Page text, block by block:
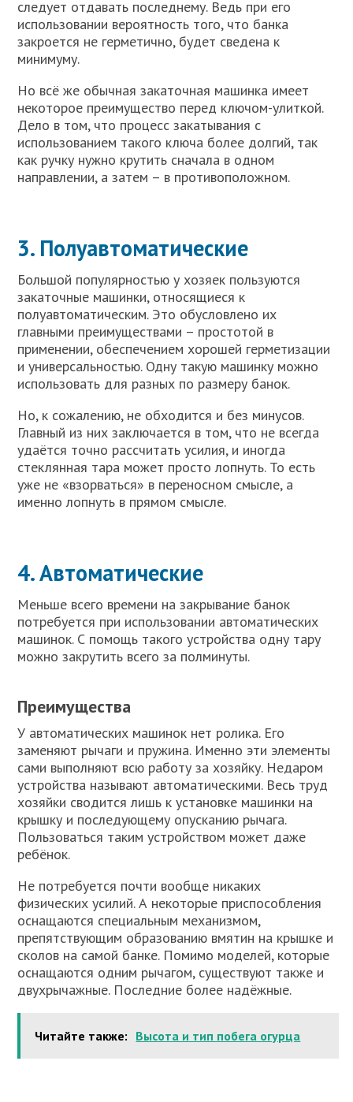
следует отдавать последнему. Ведь при его
использовании вероятность того, что банка
закроется не герметично, будет сведена к
минимуму.
Но всё же обычная закаточная машинка имеет
некоторое преимущество перед ключом-улиткой.
Дело в том, что процесс закатывания с
использованием такого ключа более долгий, так
как ручку нужно крутить сначала в одном
направлении, а затем – в противоположном.
3. Полуавтоматические
Большой популярностью у хозяек пользуются
закаточные машинки, относящиеся к
полуавтоматическим. Это обусловлено их
главными преимуществами – простотой в
применении, обеспечением хорошей герметизации
и универсальностью. Одну такую машинку можно
использовать для разных по размеру банок.
Но, к сожалению, не обходится и без минусов.
Главный из них заключается в том, что не всегда
удаётся точно рассчитать усилия, и иногда
стеклянная тара может просто лопнуть. То есть
уже не «взорваться» в переносном смысле, а
именно лопнуть в прямом смысле.
4. Автоматические
Меньше всего времени на закрывание банок
потребуется при использовании автоматических
машинок. С помощь такого устройства одну тару
можно закрутить всего за полминуты.
Преимущества
У автоматических машинок нет ролика. Его
заменяют рычаги и пружина. Именно эти элементы
сами выполняют всю работу за хозяйку. Недаром
устройства называют автоматическими. Весь труд
хозяйки сводится лишь к установке машинки на
крышку и последующему опусканию рычага.
Пользоваться таким устройством может даже
ребёнок.
Не потребуется почти вообще никаких
физических усилий. А некоторые приспособления
оснащаются специальным механизмом,
препятствующим образованию вмятин на крышке и
сколов на самой банке. Помимо моделей, которые
оснащаются одним рычагом, существуют также и
двухрычажные. Последние более надёжные.
Читайте также: Высота и тип побега огурца